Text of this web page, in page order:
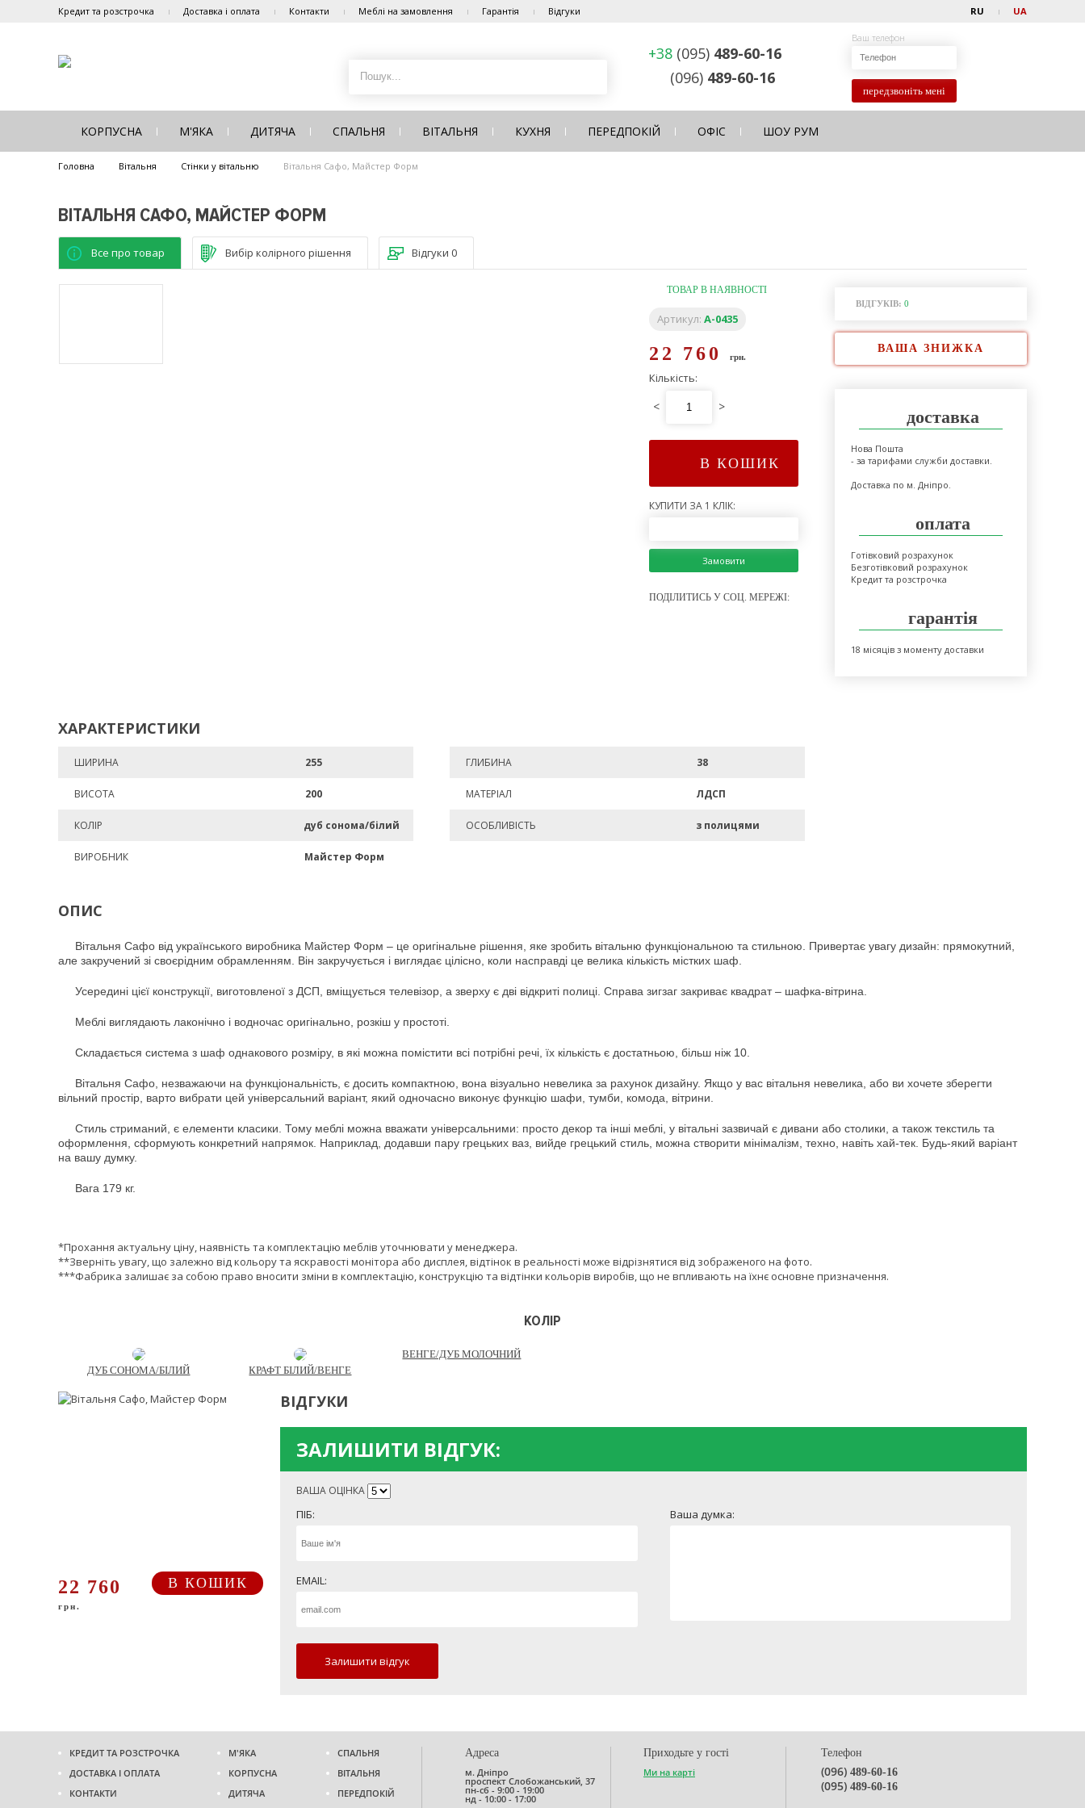
Кредит та розстрочка Доставка і оплата Контакти Меблі на замовлення Гарантія Відгуки RU UA
+38 (095) 489-60-16
(096) 489-60-16
Ваш телефон
передзвоніть мені
КОРПУСНА М'ЯКА ДИТЯЧА СПАЛЬНЯ ВІТАЛЬНЯ КУХНЯ ПЕРЕДПОКІЙ ОФІС ШОУ РУМ
Головна Вітальня Стінки у вітальню Вітальня Сафо, Майстер Форм
ВІТАЛЬНЯ САФО, МАЙСТЕР ФОРМ
Все про товар Вибір колірного рішення Відгуки 0
ТОВАР В НАЯВНОСТІ
Артикул: A-0435
22 760 грн.
Кількість:
< >
В КОШИК
КУПИТИ ЗА 1 КЛІК:
Замовити
ПОДІЛИТИСЬ У СОЦ. МЕРЕЖІ:
ВІДГУКІВ: 0
ВАША ЗНИЖКА
доставка
Нова Пошта
- за тарифами служби доставки.
Доставка по м. Дніпро.
оплата
Готівковий розрахунок
Безготівковий розрахунок
Кредит та розстрочка
гарантія
18 місяців з моменту доставки
ХАРАКТЕРИСТИКИ
ШИРИНА 255 ГЛИБИНА 38
ВИСОТА 200 МАТЕРІАЛ ЛДСП
КОЛІР дуб сонома/білий ОСОБЛИВІСТЬ з полицями
ВИРОБНИК Майстер Форм
ОПИС
Вітальня Сафо від українського виробника Майстер Форм – це оригінальне рішення, яке зробить вітальню функціональною та стильною. Привертає увагу дизайн: прямокутний,
але закручений зі своєрідним обрамленням. Він закручується і виглядає цілісно, коли насправді це велика кількість містких шаф.
Усередині цієї конструкції, виготовленої з ДСП, вміщується телевізор, а зверху є дві відкриті полиці. Справа зигзаг закриває квадрат – шафка-вітрина.
Меблі виглядають лаконічно і водночас оригінально, розкіш у простоті.
Складається система з шаф однакового розміру, в які можна помістити всі потрібні речі, їх кількість є достатньою, більш ніж 10.
Вітальня Сафо, незважаючи на функціональність, є досить компактною, вона візуально невелика за рахунок дизайну. Якщо у вас вітальня невелика, або ви хочете зберегти
вільний простір, варто вибрати цей універсальний варіант, який одночасно виконує функцію шафи, тумби, комода, вітрини.
Стиль стриманий, є елементи класики. Тому меблі можна вважати універсальними: просто декор та інші меблі, у вітальні зазвичай є дивани або столики, а також текстиль та
оформлення, сформують конкретний напрямок. Наприклад, додавши пару грецьких ваз, вийде грецький стиль, можна створити мінімалізм, техно, навіть хай-тек. Будь-який варіант
на вашу думку.
Вага 179 кг.
*Прохання актуальну ціну, наявність та комплектацію меблів уточнювати у менеджера.
**Зверніть увагу, що залежно від кольору та яскравості монітора або дисплея, відтінок в реальності може відрізнятися від зображеного на фото.
***Фабрика залишає за собою право вносити зміни в комплектацію, конструкцію та відтінки кольорів виробів, що не впливають на їхнє основне призначення.
КОЛІР
ДУБ СОНОМА/БІЛИЙ КРАФТ БІЛИЙ/ВЕНГЕ
ВЕНГЕ/ДУБ МОЛОЧНИЙ
22 760
грн.
В КОШИК
ВІДГУКИ
ЗАЛИШИТИ ВІДГУК:
ВАША ОЦІНКА
ПІБ:
EMAIL:
Ваша думка:
Залишити відгук
КРЕДИТ ТА РОЗСТРОЧКА
ДОСТАВКА І ОПЛАТА
КОНТАКТИ
М'ЯКА
КОРПУСНА
ДИТЯЧА
СПАЛЬНЯ
ВІТАЛЬНЯ
ПЕРЕДПОКІЙ
Адреса
м. Дніпро
проспект Слобожанський, 37
пн-сб - 9:00 - 19:00
нд - 10:00 - 17:00
Приходьте у гості
Ми на карті
Телефон
(096) 489-60-16
(095) 489-60-16